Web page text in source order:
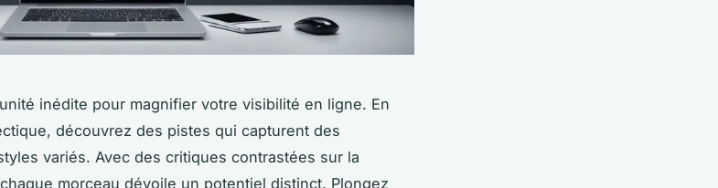
inédite pour magnifier votre visibilité en ligne. En
découvrez des pistes qui capturent des
variés. Avec des critiques contrastées sur la
morceau dévoile un potentiel distinct. Plongez